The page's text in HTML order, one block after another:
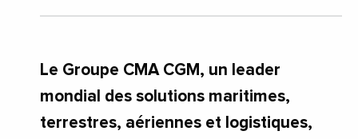
Le Groupe CMA CGM, un leader
mondial des solutions maritimes,
terrestres, aériennes et logistiques,